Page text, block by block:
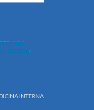
INTERNA